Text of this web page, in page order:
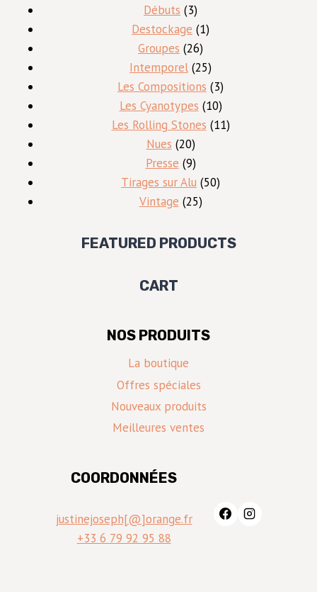
Débuts 33
produits
Destockage 11
Groupes 2626
produits
Intemporel 2525
produits
Les Compositions 33
produits
Les Cyanotypes 1010
produits
Les Rolling Stones 1111
Nues 2020
produits
Presse 99
produits
Tirages sur Alu 5050
Vintage 2525
FEATURED PRODUCTS
CART
NOS PRODUITS
La boutique
Offres spéciales
Nouveaux produits
Meilleures ventes
COORDONNÉES
justinejoseph[@]orange.fr
+33 6 79 92 95 88